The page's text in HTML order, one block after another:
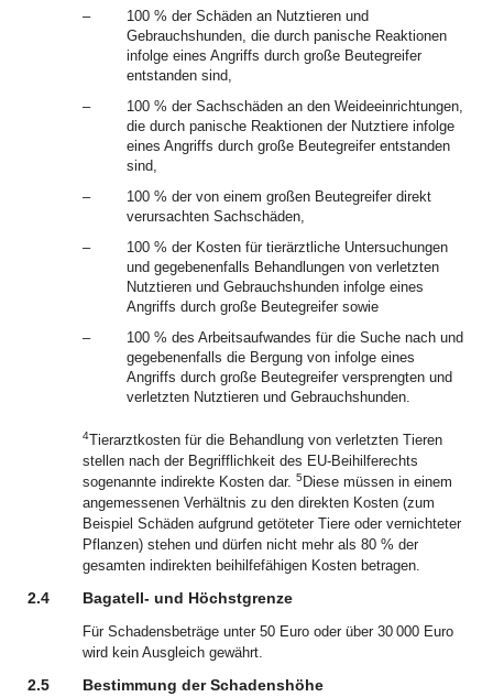
–
100 % der Schäden an Nutztieren und
Gebrauchshunden, die durch panische Reaktionen
infolge eines Angriffs durch große Beutegreifer
entstanden sind,
–
100 % der Sachschäden an den Weideeinrichtungen,
die durch panische Reaktionen der Nutztiere infolge
eines Angriffs durch große Beutegreifer entstanden
sind,
–
100 % der von einem großen Beutegreifer direkt
verursachten Sachschäden,
–
100 % der Kosten für tierärztliche Untersuchungen
und gegebenenfalls Behandlungen von verletzten
Nutztieren und Gebrauchshunden infolge eines
Angriffs durch große Beutegreifer sowie
–
100 % des Arbeitsaufwandes für die Suche nach und
gegebenenfalls die Bergung von infolge eines
Angriffs durch große Beutegreifer versprengten und
verletzten Nutztieren und Gebrauchshunden.
4Tierarztkosten für die Behandlung von verletzten Tieren
stellen nach der Begrifflichkeit des EU-Beihilferechts
sogenannte indirekte Kosten dar. 5 Diese müssen in einem
angemessenen Verhältnis zu den direkten Kosten (zum
Beispiel Schäden aufgrund getöteter Tiere oder vernichteter
Pflanzen) stehen und dürfen nicht mehr als 80 % der
gesamten indirekten beihilfefähigen Kosten betragen.
2.4 Bagatell- und Höchstgrenze
Für Schadensbeträge unter 50 Euro oder über 30 000 Euro
wird kein Ausgleich gewährt.
2.5 Bestimmung der Schadenshöhe